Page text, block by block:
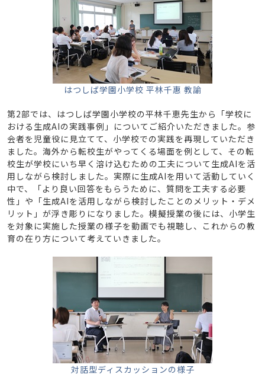
はつしば学園小学校 平林千惠 教諭
第2部では、はつしば学園小学校の平林千恵先生から「学校に
おける生成AIの実践事例」についてご紹介いただきました。参
会者を児童役に見立てて、小学校での実践を再現していただき
ました。海外から転校生がやってくる場面を例として、その転
校生が学校にいち早く溶け込むための工夫について生成AIを活
用しながら検討しました。実際に生成AIを用いて活動していく
中で、「より良い回答をもらうために、質問を工夫する必要
性」や「生成AIを活用しながら検討したことのメリット・デメ
リット」が浮き彫りになりました。模擬授業の後には、小学生
を対象に実施した授業の様子を動画でも視聴し、これからの教
育の在り方について考えていきました。
対話型ディスカッションの様子